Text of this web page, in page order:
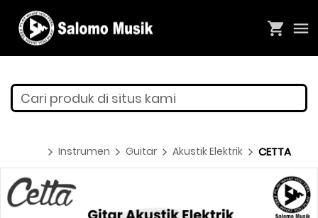
Cari produk di situs kami
Instrumen Guitar Akustik Elektrik CETTA